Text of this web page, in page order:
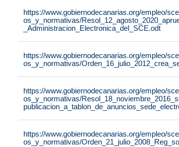
https://www.gobiernodecanarias.org/empleo/
os_y_normativas/
_Administracion_Electronica_del_SCE.odt
https://www.gobiernodecanarias.org/empleo/
os_y_normativas/
https://www.gobiernodecanarias.org/empleo/
os_y_normativas/
https://www.gobiernodecanarias.org/empleo/
os_y_normativas/